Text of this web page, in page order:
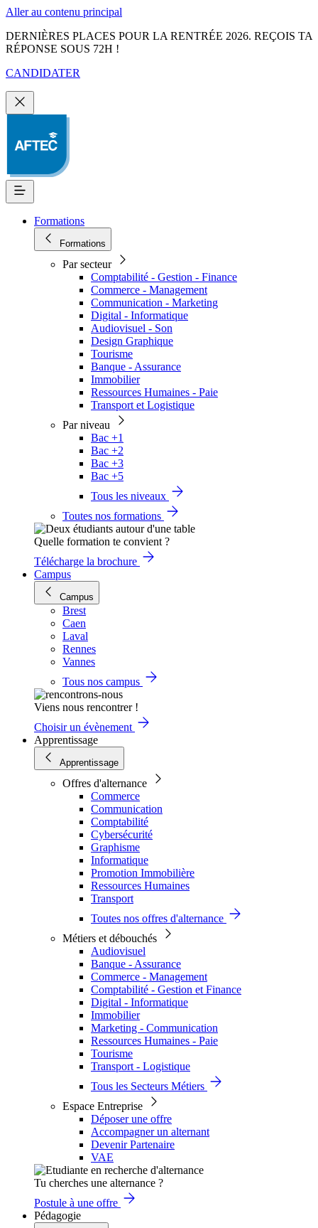
Aller au contenu principal
DERNIÈRES PLACES POUR LA RENTRÉE 2026. REÇOIS TA
RÉPONSE SOUS 72H !
CANDIDATER
Formations
Formations
Par secteur
Comptabilité - Gestion - Finance
Commerce - Management
Communication - Marketing
Digital - Informatique
Audiovisuel - Son
Design Graphique
Tourisme
Banque - Assurance
Immobilier
Ressources Humaines - Paie
Transport et Logistique
Par niveau
Bac +1
Bac +2
Bac +3
Bac +5
Tous les niveaux
Toutes nos formations
Quelle formation te convient ?
Télécharge la brochure
Campus
Campus
Brest
Caen
Laval
Rennes
Vannes
Tous nos campus
Viens nous rencontrer !
Choisir un évènement
Apprentissage
Apprentissage
Offres d'alternance
Commerce
Communication
Comptabilité
Cybersécurité
Graphisme
Informatique
Promotion Immobilière
Ressources Humaines
Transport
Toutes nos offres d'alternance
Métiers et débouchés
Audiovisuel
Banque - Assurance
Commerce - Management
Comptabilité - Gestion et Finance
Digital - Informatique
Immobilier
Marketing - Communication
Ressources Humaines - Paie
Tourisme
Transport - Logistique
Tous les Secteurs Métiers
Espace Entreprise
Déposer une offre
Accompagner un alternant
Devenir Partenaire
VAE
Tu cherches une alternance ?
Postule à une offre
Pédagogie